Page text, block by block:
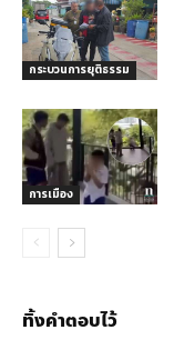
กระบวนการยุติธรรม
การเมือง
ทิ้งคำตอบไว้